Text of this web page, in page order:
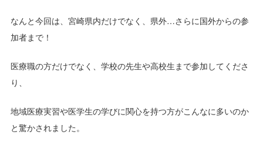
なんと今回は、宮崎県内だけでなく、県外…さらに国外からの参
加者まで！
医療職の方だけでなく、学校の先生や高校生まで参加してくださ
り、
地域医療実習や医学生の学びに関心を持つ方がこんなに多いのか
と驚かされました。